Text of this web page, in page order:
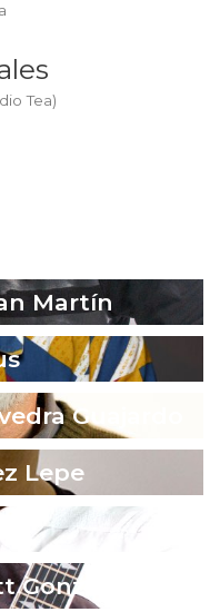
Tea)
Martín
Guajardo
Lepe
González